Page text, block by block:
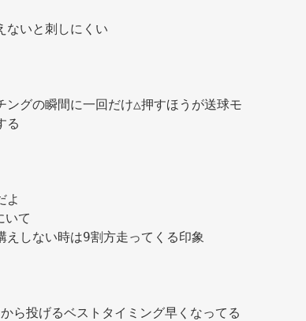
ないと刺しにくい
ングの瞬間に一回だけ△押すほうが送球モ
る
よ
いて
えしない時は9割方走ってくる印象
ら投げるベストタイミング早くなってる